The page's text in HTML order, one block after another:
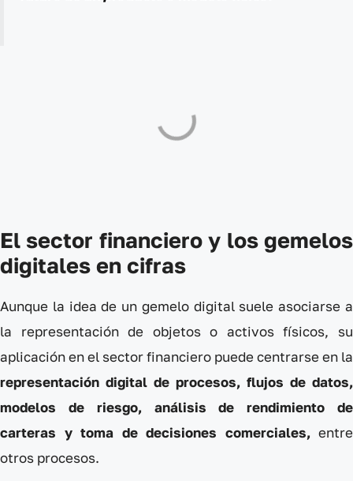
El sector financiero y los gemelos
digitales en cifras
Aunque la idea de un gemelo digital suele asociarse a
la representación de objetos o activos físicos, su
aplicación en el sector financiero puede centrarse en la
representación digital de procesos, flujos de datos,
modelos de riesgo, análisis de rendimiento de
carteras y toma de decisiones comerciales, entre
otros procesos.